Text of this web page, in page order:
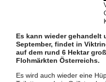
Es kann wieder gehandelt
September, findet in
auf dem rund 6 Hektar
Flohmärkten Österreichs.
Es wird auch wieder eine